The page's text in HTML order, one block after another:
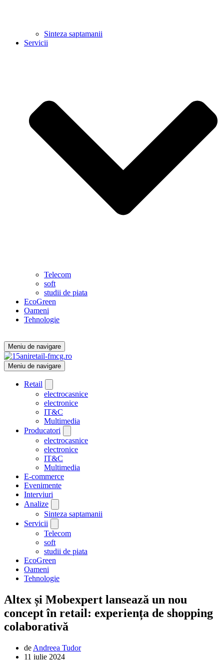
Sinteza saptamanii
Servicii
Telecom
soft
studii de piata
EcoGreen
Oameni
Tehnologie
Meniu de navigare
Meniu de navigare
Retail
electrocasnice
electronice
IT&C
Multimedia
Producatori
electrocasnice
electronice
IT&C
Multimedia
E-commerce
Evenimente
Interviuri
Analize
Sinteza saptamanii
Servicii
Telecom
soft
studii de piata
EcoGreen
Oameni
Tehnologie
Altex și Mobexpert lansează un nou
concept în retail: experiența de shopping
colaborativă
de Andreea Tudor
11 iulie 2024